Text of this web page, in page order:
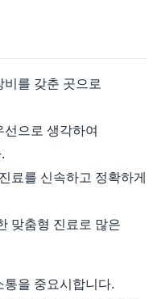
를 갖춘 곳으로
으로 생각하여
료를 신속하고 정확하게
맞춤형 진료로 많은
을 중요시합니다.